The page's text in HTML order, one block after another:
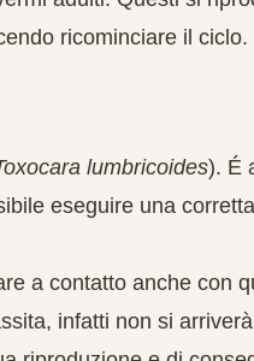
ricominciare il ciclo.
lumbricoides). É
eseguire una
a contatto anche con
infatti non si